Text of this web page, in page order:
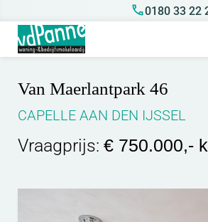
0180 33 22
Van Maerlantpark 46
CAPELLE AAN DEN IJSSEL
Vraagprijs: € 750.000,-